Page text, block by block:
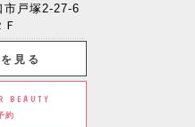
市戸塚2-27-6
見る
BEAUTY
約